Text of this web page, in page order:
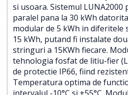
si usoara. Sistemul LUNA2000
paralel pana la 30 kWh
modular de 5 kWh in diferitele
15 kWh, putand fi instalate
stringuri a 15KWh fiecare.
tehnologia fosfat de litiu-fier
de protectie IP66, fiind
Temperatura optima de
intervalul -10°C si +55°C.